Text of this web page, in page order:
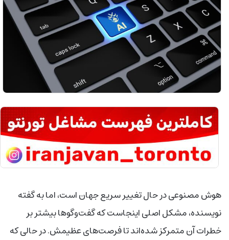
هوش مصنوعی در حال تغییر سریع جهان است، اما به گفته
نویسنده، مشکل اصلی اینجاست که گفت‌وگوها بیشتر بر
خطرات آن متمرکز شده‌اند تا فرصت‌های عظیمش. در حالی که